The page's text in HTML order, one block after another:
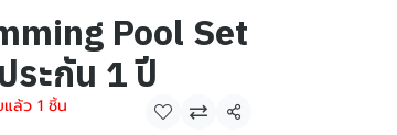
Pool Set
ระกัน 1 ปี
แล้ว 1 ชิ้น
แชร์